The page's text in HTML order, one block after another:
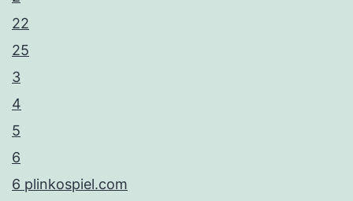
22
25
3
4
5
6
6 plinkospiel.com